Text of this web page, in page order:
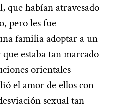
que habían atravesado
pero les fue
familia adoptar a un
estaba tan marcado
orientales
el amor de ellos con
sexual tan